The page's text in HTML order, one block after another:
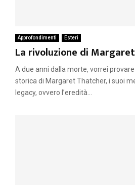
Approfondimenti Esteri
La rivoluzione di
A due anni dalla morte, vorrei
storica di Margaret Thatcher, i suoi
legacy, ovvero l’eredità...